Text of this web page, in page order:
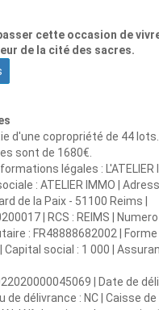
cette occasion de
de la cité des sacres.
d'une copropriété de 44
sont de 1680€.
légales : L'ATELIER
: ATELIER IMMO |
de la Paix - 51100 Reims |
| RCS : REIMS |
: FR48888682002 | Forme
Capital social : 1 000 |
| Date de
de délivrance : NC | Caisse